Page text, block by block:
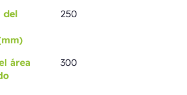
del
250
área
300